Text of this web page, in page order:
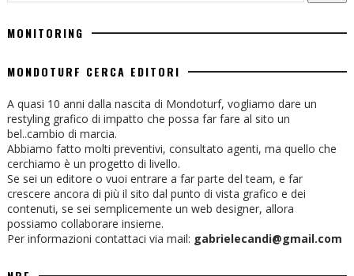
MONITORING
MONDOTURF CERCA EDITORI
A quasi 10 anni dalla nascita di Mondoturf, vogliamo dare un
restyling grafico di impatto che possa far fare al sito un
bel..cambio di marcia.
Abbiamo fatto molti preventivi, consultato agenti, ma quello che
cerchiamo è un progetto di livello.
Se sei un editore o vuoi entrare a far parte del team, e far
crescere ancora di più il sito dal punto di vista grafico e dei
contenuti, se sei semplicemente un web designer, allora
possiamo collaborare insieme.
Per informazioni contattaci via mail: gabrielecandi@gmail.com